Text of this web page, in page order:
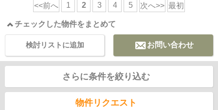
<<前へ 1 2 3 4 5 次へ>> 最初
チェックした物件をまとめて
お問い合わせ
検討リストに追加
さらに条件を絞り込む
物件リクエスト